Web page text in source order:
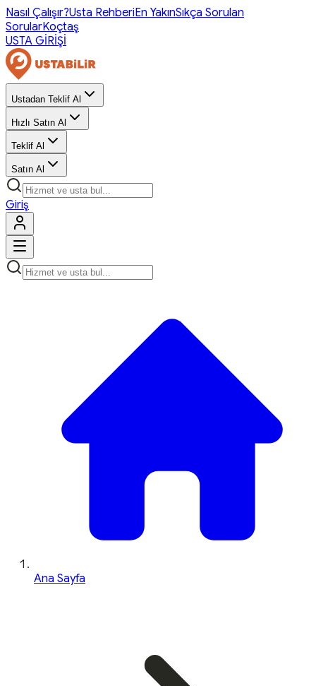
Nasıl Çalışır?Usta RehberiEn YakınSıkça Sorulan
SorularKoçtaş
USTA GİRİŞİ
Ustadan Teklif Al
Hızlı Satın Al
Teklif Al
Satın Al
Giriş
Ana Sayfa